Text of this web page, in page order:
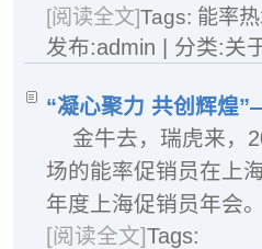
[阅读全文]Tags: 能率
发布:admin | 分类:关
“凝心聚力 共创辉煌
金牛去，瑞虎来，
场的能率促销员在上
年度上海促销员年会
[阅读全文]Tags: